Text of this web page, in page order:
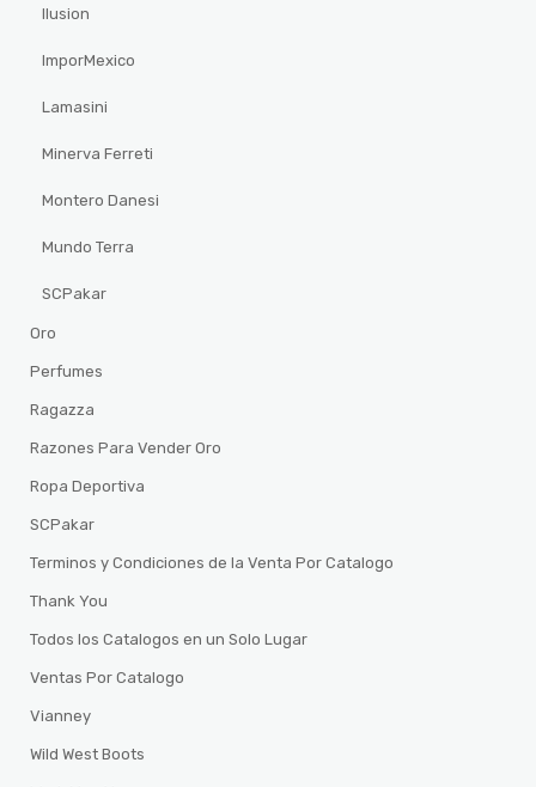
Ilusion
ImporMexico
Lamasini
Minerva Ferreti
Montero Danesi
Mundo Terra
SCPakar
Oro
Perfumes
Ragazza
Razones Para Vender Oro
Ropa Deportiva
SCPakar
Terminos y Condiciones de la Venta Por Catalogo
Thank You
Todos los Catalogos en un Solo Lugar
Ventas Por Catalogo
Vianney
Wild West Boots